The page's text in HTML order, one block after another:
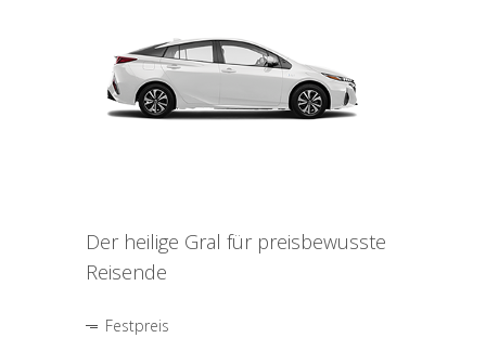
Der heilige Gral für preisbewusste
Reisende
Festpreis